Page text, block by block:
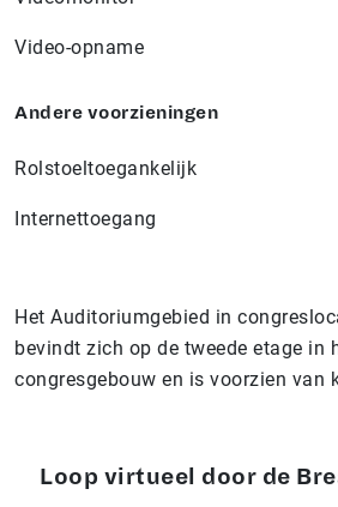
Video-opname
Andere voorzieningen
Rolstoeltoegankelijk
Internettoegang
Het Auditoriumgebied in
bevindt zich op de tweede etage in
congresgebouw en is voorzien van
Loop virtueel door de